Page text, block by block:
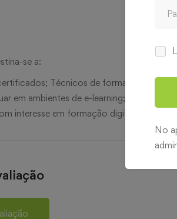
se a:
Técnicos de formação;
em ambientes de e-learning; Criadores
interesse em formação digital e recursos
No